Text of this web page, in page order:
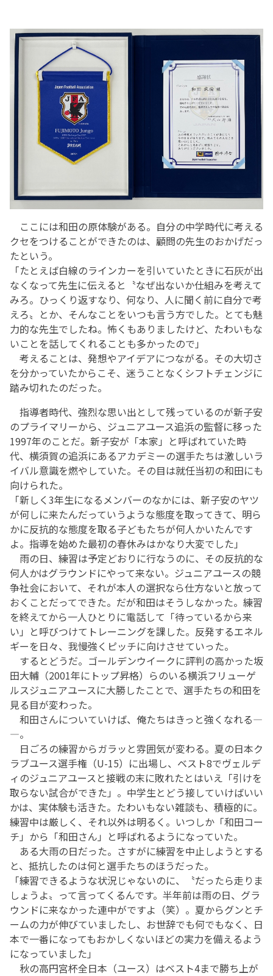
ここには和田の原体験がある。自分の中学時代に考える
クセをつけることができたのは、顧問の先生のおかげだっ
たという。
「たとえば白線のラインカーを引いていたときに石灰が出
なくなって先生に伝えると〝なぜ出ないか仕組みを考えて
みろ。ひっくり返すなり、何なり、人に聞く前に自分で考
えろ〟とか、そんなことをいつも言う方でした。とても魅
力的な先生でしたね。怖くもありましたけど、たわいもな
いことを話してくれることも多かったので」
考えることは、発想やアイデアにつながる。その大切さ
を分かっていたからこそ、迷うことなくシフトチェンジに
踏み切れたのだった。
指導者時代、強烈な思い出として残っているのが新子安
のプライマリーから、ジュニアユース追浜の監督に移った
1997年のことだ。新子安が「本家」と呼ばれていた時
代、横須賀の追浜にあるアカデミーの選手たちは激しいラ
イバル意識を燃やしていた。その目は就任当初の和田にも
向けられた。
「新しく3年生になるメンバーのなかには、新子安のヤツ
が何しに来たんだっていうような態度を取ってきて、明ら
かに反抗的な態度を取る子どもたちが何人かいたんです
よ。指導を始めた最初の春休みはかなり大変でした」
雨の日、練習は予定どおりに行なうのに、その反抗的な
何人かはグラウンドにやって来ない。ジュニアユースの競
争社会において、それが本人の選択なら仕方ないと放って
おくことだってできた。だが和田はそうしなかった。練習
を終えてから一人ひとりに電話して「待っているから来
い」と呼びつけてトレーニングを課した。反発するエネル
ギーを日々、我慢強くピッチに向けさせていった。
するとどうだ。ゴールデンウイークに評判の高かった坂
田大輔（2001年にトップ昇格）らのいる横浜フリューゲ
ルスジュニアユースに大勝したことで、選手たちの和田を
見る目が変わった。
和田さんについていけば、俺たちはきっと強くなれる—
―。
日ごろの練習からガラッと雰囲気が変わる。夏の日本ク
ラブユース選手権（U-15）に出場し、ベスト8でヴェルデ
ィのジュニアユースと接戦の末に敗れたとはいえ「引けを
取らない試合ができた」。中学生とどう接していけばいい
かは、実体験も活きた。たわいもない雑談も、積極的に。
練習中は厳しく、それ以外は明るく。いつしか「和田コー
チ」から「和田さん」と呼ばれるようになっていた。
ある大雨の日だった。さすがに練習を中止しようとする
と、抵抗したのは何と選手たちのほうだった。
「練習できるような状況じゃないのに、〝だったら走りま
しょうよ〟って言ってくるんです。半年前は雨の日、グラ
ウンドに来なかった連中がですよ（笑）。夏からグンとチ
ームの力が伸びていましたし、お世辞でも何でもなく、日
本で一番になってもおかしくないほどの実力を備えるよう
になっていました」
秋の高円宮杯全日本（ユース）はベスト4まで勝ち上が